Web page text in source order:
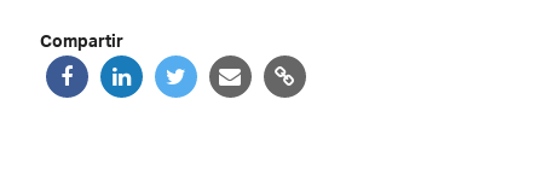
Compartir